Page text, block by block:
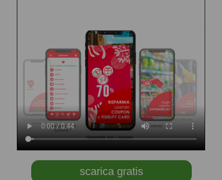
scarica gratis